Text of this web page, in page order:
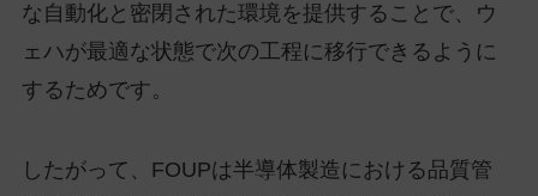
な自動化と密閉された環境を提供することで、ウ
ェハが最適な状態で次の工程に移行できるように
するためです。
したがって、FOUPは半導体製造における品質管